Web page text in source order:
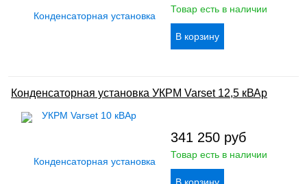
Товар есть в наличии
Конденсаторная установка УКРМ Varset 12,5 кВАр
341 250 руб
Товар есть в наличии